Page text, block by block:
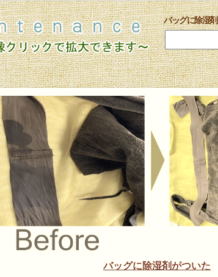
バッグに除湿
バッグに除湿剤がついた